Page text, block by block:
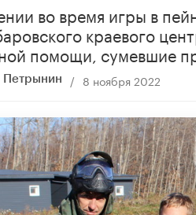
во время игры в
краевого
помощи, сумевшие
Петрынин / 8 ноября 2022